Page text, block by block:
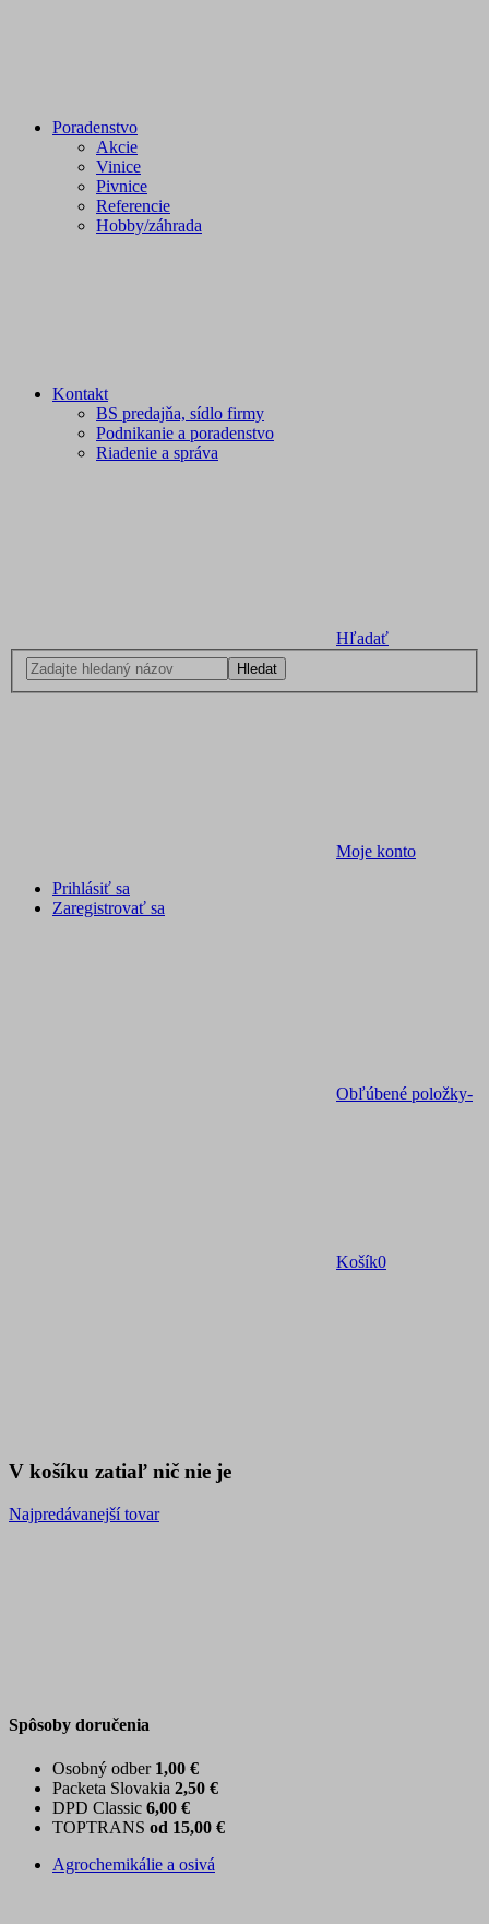
Poradenstvo
Akcie
Vinice
Pivnice
Referencie
Hobby/záhrada
Kontakt
BS predajňa, sídlo firmy
Podnikanie a poradenstvo
Riadenie a správa
Hľadať
Hledat
Moje konto
Prihlásiť sa
Zaregistrovať sa
Obľúbené položky-
Košík0
V košíku zatiaľ nič nie je
Najpredávanejší tovar
Spôsoby doručenia
Osobný odber 1,00 €
Packeta Slovakia 2,50 €
DPD Classic 6,00 €
TOPTRANS od 15,00 €
Agrochemikálie a osivá